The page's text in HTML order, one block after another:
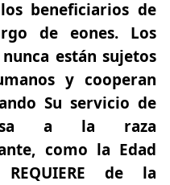
beneficiarios de
de eones. Los
están sujetos
y cooperan
Su servicio de
a la raza
como la Edad
de la